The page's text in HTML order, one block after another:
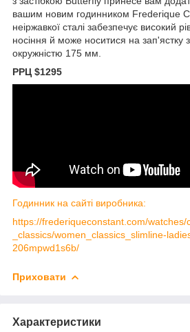
вашим новим годинником Frederique
неіржавкої сталі забезпечує високий
носіння й може носитися на зап'ястку
окружністю 175 мм.
РРЦ $1295
Годинник на сайті виробника:
https://frederiqueconstant.com/
_classics/women_classics_slimline-
206mpwd1s6b/
Приховати
Характеристики